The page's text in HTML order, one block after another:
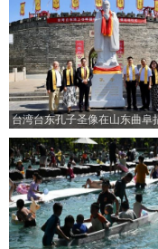
台湾台东孔子圣像在山东曲阜